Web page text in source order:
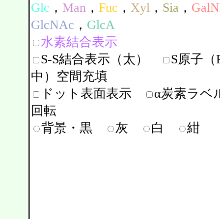
Glc ， Man， Fuc ， Xyl， Sia ，
GlcNAc ， GlcA
水素結合表示
S-S結合表示（太）
S原子（
中）空間充填
ドット表面表示
α炭素ラベ
回転
背景・黒
灰 白 紺